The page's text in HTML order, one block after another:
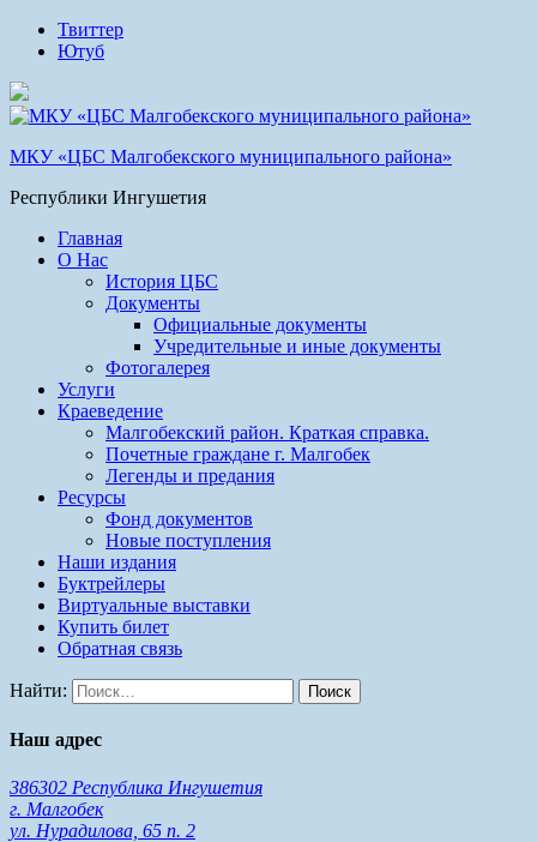
Твиттер
Ютуб
МКУ «ЦБС Малгобекского муниципального района»
Республики Ингушетия
Главная
О Нас
История ЦБС
Документы
Официальные документы
Учредительные и иные документы
Фотогалерея
Услуги
Краеведение
Малгобекский район. Краткая справка.
Почетные граждане г. Малгобек
Легенды и предания
Ресурсы
Фонд документов
Новые поступления
Наши издания
Буктрейлеры
Виртуальные выставки
Купить билет
Обратная связь
Найти:
Наш адрес
386302 Республика Ингушетия
г. Малгобек
ул. Нурадилова, 65 п. 2